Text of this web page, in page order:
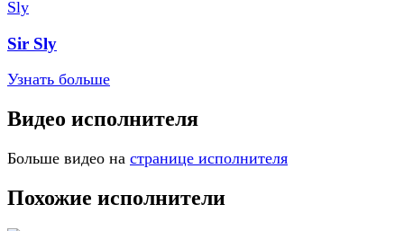
Sir Sly
Узнать больше
Видео исполнителя
Больше видео на странице исполнителя
Похожие исполнители